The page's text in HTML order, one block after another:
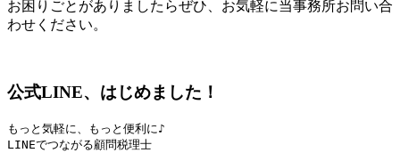
お困りごとがありましたらぜひ、お気軽に当事務所お問い合
わせください。
公式LINE、はじめました！
もっと気軽に、もっと便利に♪
LINEでつながる顧問税理士